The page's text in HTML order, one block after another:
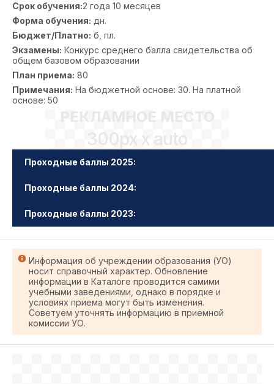
Срок обучения:2 года 10 месяцев
Форма обучения: дн.
Бюджет/Платно: б, пл.
Экзамены: Конкурс среднего балла свидетельства об
общем базовом образовании
План приема: 80
Примечания: На бюджетной основе: 30. На платной
основе: 50
РЕКЛАМНОЕ МЕСТО
300px x auto
Проходные баллы 2025:
Проходные баллы 2024:
Проходные баллы 2023:
Информация об учреждении образования (УО)
носит справочный характер. Обновление
информации в Каталоге проводится самими
учебными заведениями, однако в порядке и
условиях приема могут быть изменения.
Советуем уточнять информацию в приемной
комиссии УО.